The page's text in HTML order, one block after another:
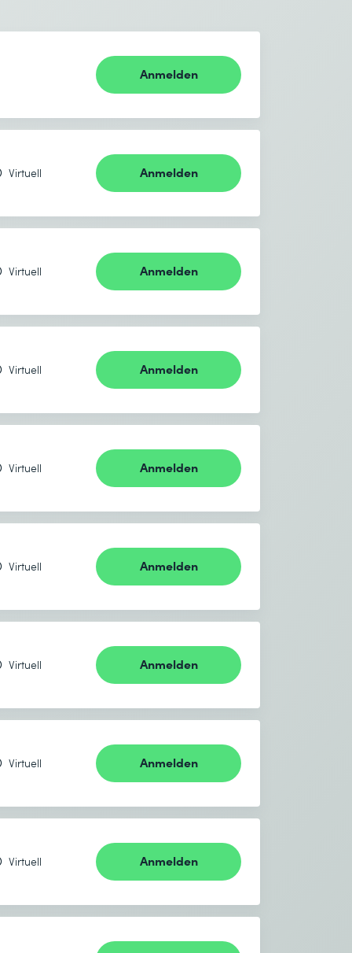
Anmelden
Virtuell Anmelden
Virtuell Anmelden
Virtuell Anmelden
Virtuell Anmelden
Virtuell Anmelden
Virtuell Anmelden
Virtuell Anmelden
Virtuell Anmelden